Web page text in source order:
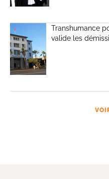
Transhumance
valide les